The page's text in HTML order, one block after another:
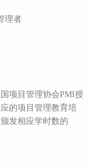
理者
项目管理协会PMI授
的项目管理教育培
发相应学时数的